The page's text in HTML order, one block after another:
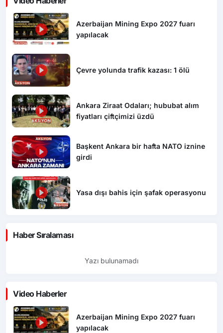
Azerbaijan Mining Expo 2027 fuarı
yapılacak
Çevre yolunda trafik kazası: 1 ölü
Ankara Ziraat Odaları; hububat alım
fiyatları çiftçimizi üzdü
Başkent Ankara bir hafta NATO iznine
girdi
Yasa dışı bahis için şafak operasyonu
Haber Sıralaması
Yazı bulunamadı
Video Haberler
Azerbaijan Mining Expo 2027 fuarı
yapılacak